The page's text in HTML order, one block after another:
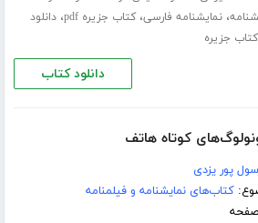
،نمایشنامه فارسی،کتاب جزیره pdf ،دانلود
دانلود کتاب
کوتاه هاتف
پور یزدی
کتاب‌های نمایشنامه و فیلمنامه